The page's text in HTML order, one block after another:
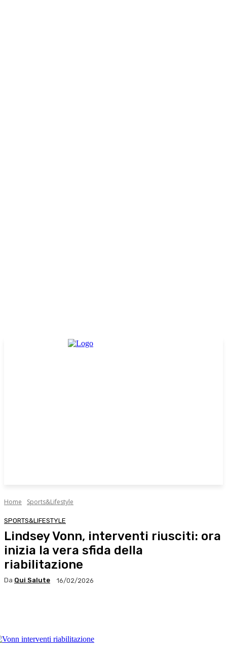
Home Sports&Lifestyle
SPORTS&LIFESTYLE
Lindsey Vonn, interventi riusciti: ora
inizia la vera sfida della
riabilitazione
Da Qui Salute 16/02/2026